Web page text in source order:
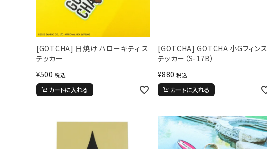
[GOTCHA] 日焼け ハローキティ ス
テッカー
¥500 税込
カートに入れる
[GOTCHA] GOTCHA 小Gフィンス
テッカー（S-17B）
¥880 税込
カートに入れる